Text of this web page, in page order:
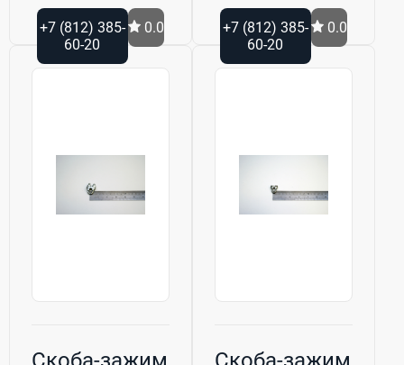
+7 (812) 385-
60-20
0.0
+7 (812) 385-
60-20
0.0